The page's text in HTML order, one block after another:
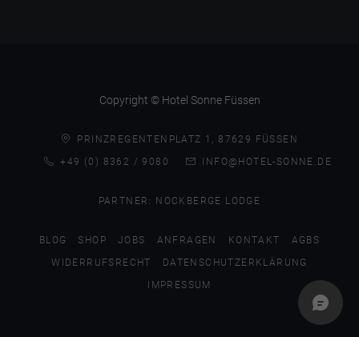
Copyright © Hotel Sonne Füssen
PRINZREGENTENPLATZ 1, 87629 FÜSSEN
+49 (0) 8362 / 9080
INFO@HOTEL-SONNE.DE
PARTNER: NOCKBERGE LODGE
BLOG SHOP JOBS ANFRAGEN KONTAKT
AGBS
WIDERRUFSRECHT
DATENSCHUTZERKLÄRUNG
IMPRESSUM